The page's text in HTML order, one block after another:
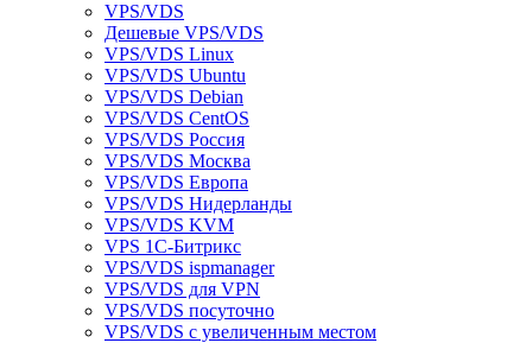
VPS/VDS
Дешевые VPS/VDS
VPS/VDS Linux
VPS/VDS Ubuntu
VPS/VDS Debian
VPS/VDS CentOS
VPS/VDS Россия
VPS/VDS Москва
VPS/VDS Европа
VPS/VDS Нидерланды
VPS/VDS KVM
VPS 1С-Битрикс
VPS/VDS ispmanager
VPS/VDS для VPN
VPS/VDS посуточно
VPS/VDS с увеличенным местом